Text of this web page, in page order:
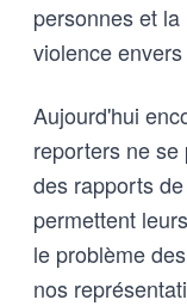
personnes et
violence
Aujourd'hui
reporters ne se
des rapports
permettent
le problème
nos